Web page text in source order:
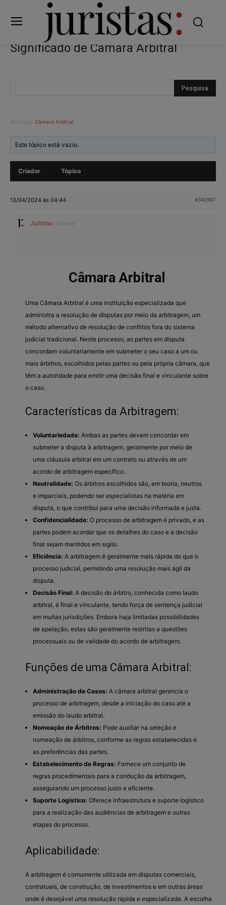
Significado de Câmara Arbitral
Marcado: Câmara Arbitral
Este tópico está vazio.
Criador Tópico
13/04/2024 às 04:44 #342987
Juristas Mestre
Câmara Arbitral
Uma Câmara Arbitral é uma instituição especializada que
administra a resolução de disputas por meio da arbitragem, um
método alternativo de resolução de conflitos fora do sistema
judicial tradicional. Neste processo, as partes em disputa
concordam voluntariamente em submeter o seu caso a um ou
mais árbitros, escolhidos pelas partes ou pela própria câmara, que
têm a autoridade para emitir uma decisão final e vinculante sobre
o caso.
Características da Arbitragem:
Voluntariedade: Ambas as partes devem concordar em
submeter a disputa à arbitragem, geralmente por meio de
uma cláusula arbitral em um contrato ou através de um
acordo de arbitragem específico.
Neutralidade: Os árbitros escolhidos são, em teoria, neutros
e imparciais, podendo ser especialistas na matéria em
disputa, o que contribui para uma decisão informada e justa.
Confidencialidade: O processo de arbitragem é privado, e as
partes podem acordar que os detalhes do caso e a decisão
final sejam mantidos em sigilo.
Eficiência: A arbitragem é geralmente mais rápida do que o
processo judicial, permitindo uma resolução mais ágil da
disputa.
Decisão Final: A decisão do árbitro, conhecida como laudo
arbitral, é final e vinculante, tendo força de sentença judicial
em muitas jurisdições. Embora haja limitadas possibilidades
de apelação, estas são geralmente restritas a questões
processuais ou de validade do acordo de arbitragem.
Funções de uma Câmara Arbitral:
Administração de Casos: A câmara arbitral gerencia o
processo de arbitragem, desde a iniciação do caso até a
emissão do laudo arbitral.
Nomeação de Árbitros: Pode auxiliar na seleção e
nomeação de árbitros, conforme as regras estabelecidas e
as preferências das partes.
Estabelecimento de Regras: Fornece um conjunto de
regras procedimentais para a condução da arbitragem,
assegurando um processo justo e eficiente.
Suporte Logístico: Oferece infraestrutura e suporte logístico
para a realização das audiências de arbitragem e outras
etapas do processo.
Aplicabilidade:
A arbitragem é comumente utilizada em disputas comerciais,
contratuais, de construção, de investimentos e em outras áreas
onde é desejável uma resolução rápida e especializada. A escolha